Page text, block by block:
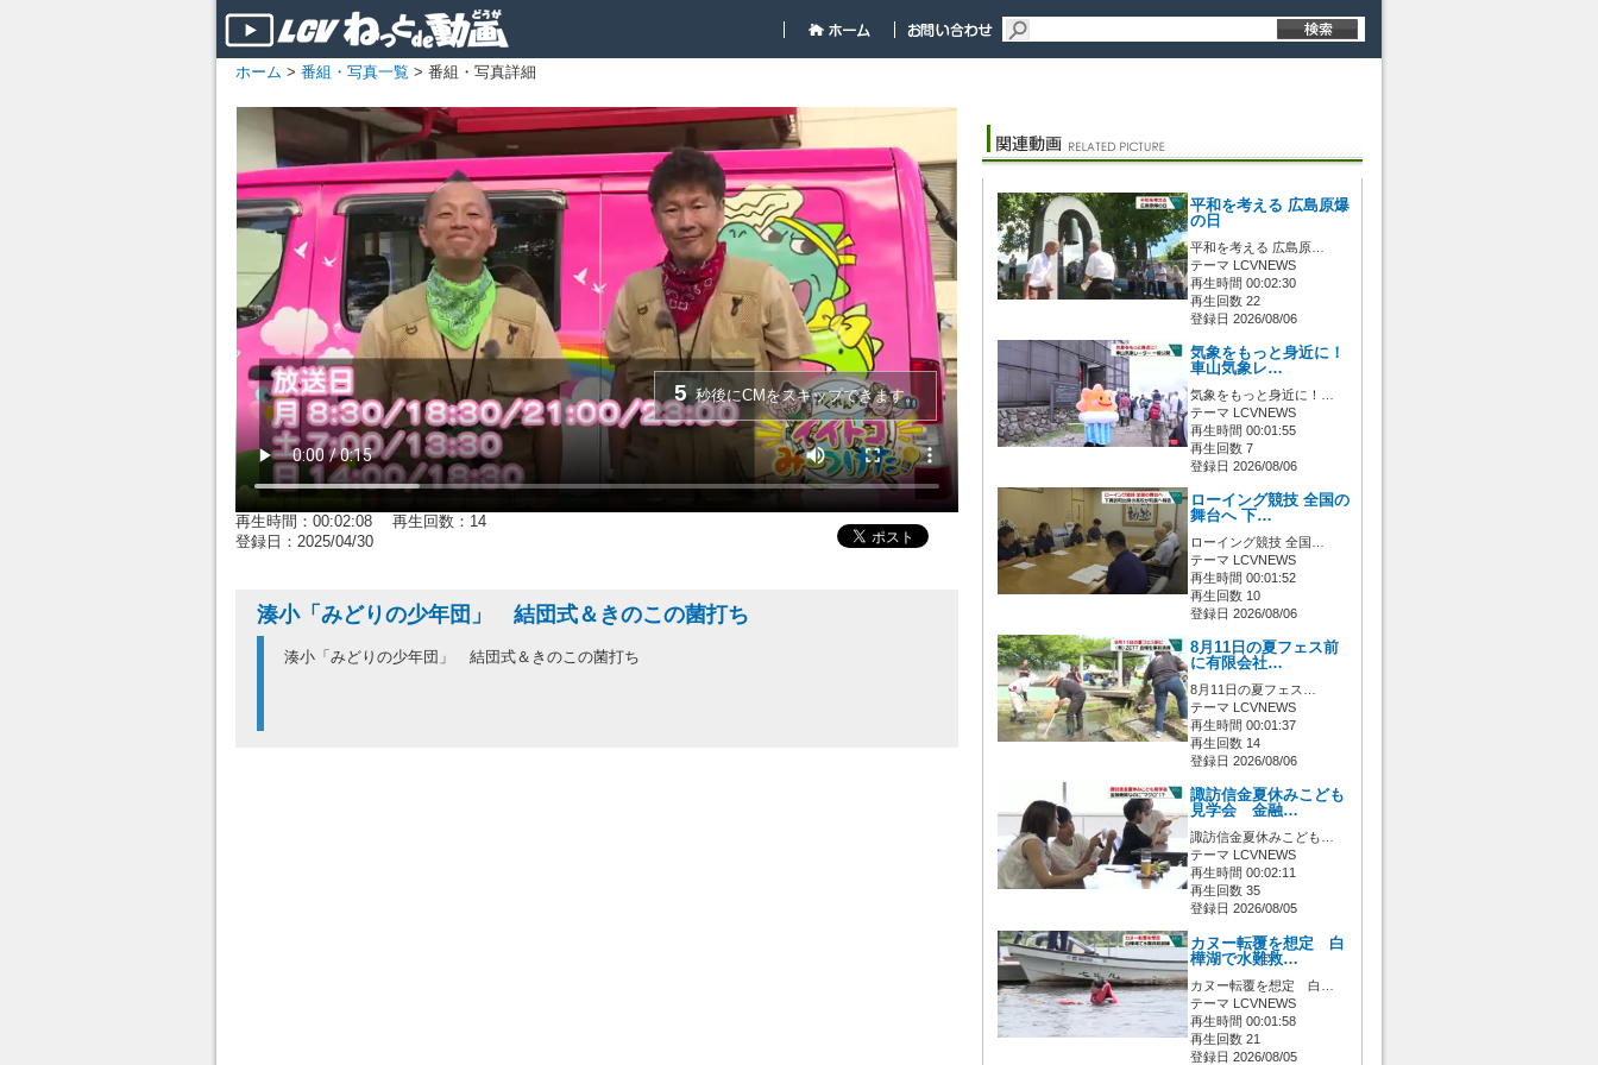
ホーム > 番組・写真一覧 > 番組・写真詳細
5 秒後にCMをスキップできます。
再生時間：00:02:08 再生回数：14
登録日：2025/04/30
湊小「みどりの少年団」 結団式＆きのこの菌打ち
湊小「みどりの少年団」 結団式＆きのこの菌打ち
平和を考える 広島原爆
の日
平和を考える 広島原…
テーマ LCVNEWS
再生時間 00:02:30
再生回数 22
登録日 2026/08/06
気象をもっと身近に！
車山気象レ…
気象をもっと身近に！…
テーマ LCVNEWS
再生時間 00:01:55
再生回数 7
登録日 2026/08/06
ローイング競技 全国の
舞台へ 下…
ローイング競技 全国…
テーマ LCVNEWS
再生時間 00:01:52
再生回数 10
登録日 2026/08/06
8月11日の夏フェス前
に有限会社…
8月11日の夏フェス…
テーマ LCVNEWS
再生時間 00:01:37
再生回数 14
登録日 2026/08/06
諏訪信金夏休みこども
見学会 金融…
諏訪信金夏休みこども…
テーマ LCVNEWS
再生時間 00:02:11
再生回数 35
登録日 2026/08/05
カヌー転覆を想定 白
樺湖で水難救…
カヌー転覆を想定 白…
テーマ LCVNEWS
再生時間 00:01:58
再生回数 21
登録日 2026/08/05